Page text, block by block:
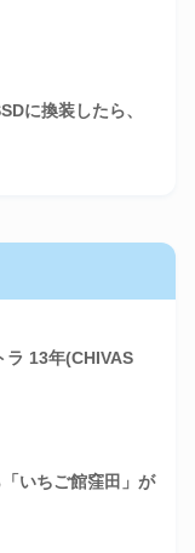
に換装したら、
ラ 13年(CHIVAS
いちご館窪田」が